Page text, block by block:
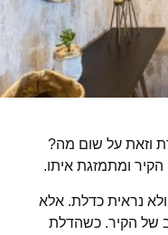
על שום מה?
איתו.
כדלת. אלא
כשהדלת